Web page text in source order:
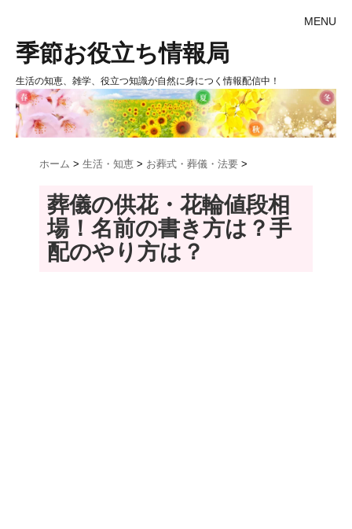
MENU
季節お役立ち情報局
生活の知恵、雑学、役立つ知識が自然に身につく情報配信中！
ホーム > 生活・知恵 > お葬式・葬儀・法要 >
葬儀の供花・花輪値段相
場！名前の書き方は？手
配のやり方は？